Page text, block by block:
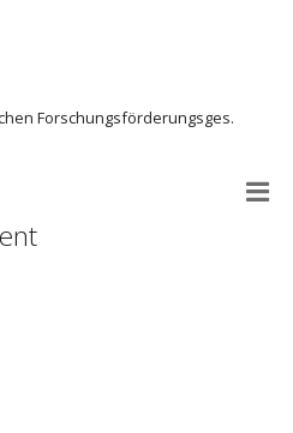
Forschungsförderungsges.